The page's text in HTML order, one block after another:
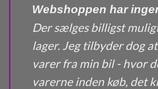
Webshoppen har
Der sælges billigst
lager. Jeg tilbyder dog
varer fra min bil - hvor
varerne inden køb, det